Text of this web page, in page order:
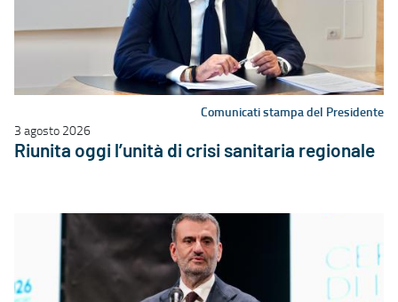
Comunicati stampa del Presidente
3 agosto 2026
Riunita oggi l’unità di crisi sanitaria regionale